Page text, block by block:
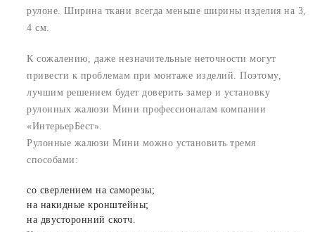
рулоне. Ширина ткани всегда меньше ширины изделия на 3,
4 см.
К сожалению, даже незначительные неточности могут
привести к проблемам при монтаже изделий. Поэтому,
лучшим решением будет доверить замер и установку
рулонных жалюзи Мини профессионалам компании
«ИнтерьерБест».
Рулонные жалюзи Мини можно установить тремя
способами:
со сверлением на саморезы;
на накидные кронштейны;
на двусторонний скотч.